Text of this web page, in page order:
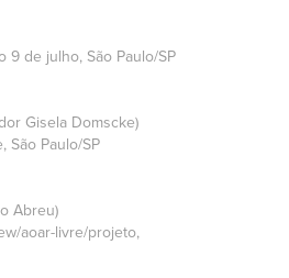
9 de julho, São Paulo/SP
Gisela Domscke)
São Paulo/SP
Abreu)
aoar-livre/projeto,